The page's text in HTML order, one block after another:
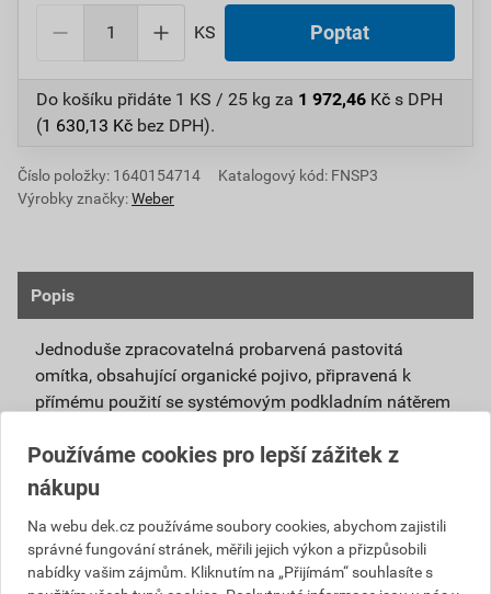
KS Poptat
Do košíku přidáte 1 KS / 25 kg za 1 972,46 Kč s DPH
(1 630,13 Kč bez DPH).
Číslo položky: 1640154714
Katalogový kód: FNSP3
Výrobky značky:Weber
Popis
Jednoduše zpracovatelná probarvená pastovitá
omítka, obsahující organické pojivo, připravená k
přímému použití se systémovým podkladním nátěrem
Vlivem ochlazování vnějšího souvrství
zateplovacích systémů v nočních hodinách,
dochází ke kondenzaci vody na povrchu, která
vytváří živnou půdu pro růst nevzhledných řas.
Povrch omítky weberpas aquaBalance dokáže
Používáme cookies pro lepší zážitek z
nákupu
Na webu dek.cz používáme soubory cookies, abychom zajistili
správné fungování stránek, měřili jejich výkon a přizpůsobili
nabídky vašim zájmům. Kliknutím na „Přijímám“ souhlasíte s